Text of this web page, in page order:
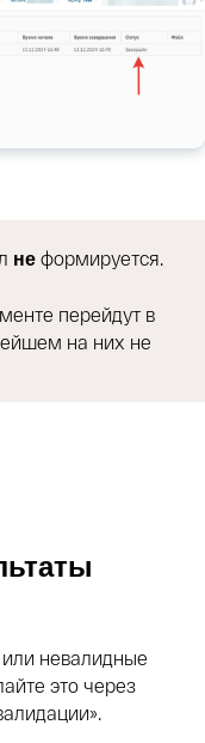
не формируется.
перейдут в
на них не
невалидные
это через